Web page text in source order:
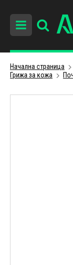
Начална страница
Грижа за кожа